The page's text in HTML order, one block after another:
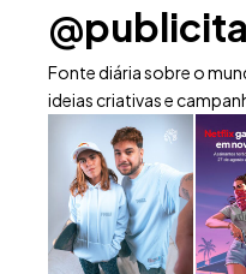
Fonte diária sobre o
ideias criativas e